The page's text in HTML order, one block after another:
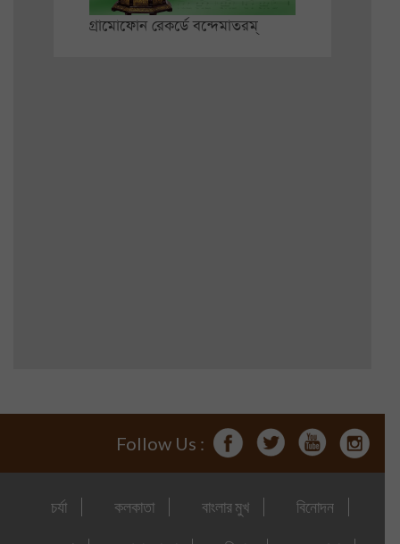
গ্রামোফোন রেকর্ডে বন্দেমাতরম্
Follow Us :
চর্যা কলকাতা বাংলার মুখ বিনোদন